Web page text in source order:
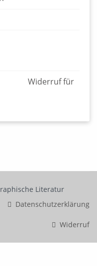
für Kunden
Literatur